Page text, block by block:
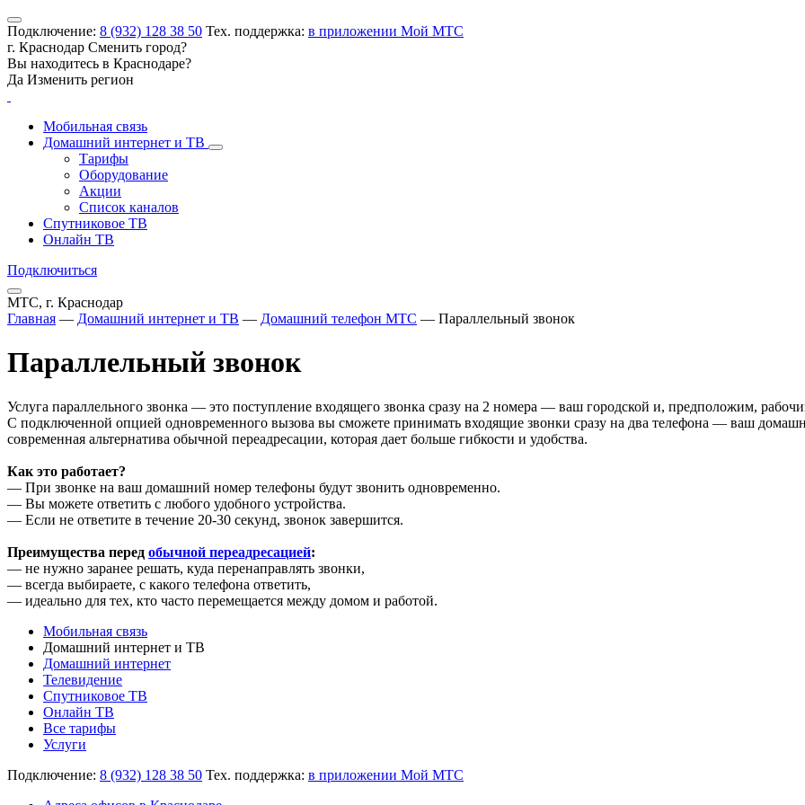
Подключение: 8 (932) 128 38 50 Тех. поддержка: в приложении Мой МТС
г. Краснодар Сменить город?
Вы находитесь в Краснодаре?
Да Изменить регион
Мобильная связь
Домашний интернет и ТВ
Тарифы
Оборудование
Акции
Список каналов
Спутниковое ТВ
Онлайн ТВ
Подключиться
МТС, г. Краснодар
Главная — Домашний интернет и ТВ — Домашний телефон МТС — Параллельный звонок
Параллельный звонок
Услуга параллельного звонка — это поступление входящего звонка сразу на 2 номера — ваш городской и, предположим,
С подключенной опцией одновременного вызова вы сможете принимать входящие звонки сразу на два телефона — ваш
современная альтернатива обычной переадресации, которая дает больше гибкости и удобства.
Как это работает?
— При звонке на ваш домашний номер телефоны будут звонить одновременно.
— Вы можете ответить с любого удобного устройства.
— Если не ответите в течение 20-30 секунд, звонок завершится.
Преимущества перед обычной переадресацией:
— не нужно заранее решать, куда перенаправлять звонки,
— всегда выбираете, с какого телефона ответить,
— идеально для тех, кто часто перемещается между домом и работой.
Мобильная связь
Домашний интернет и ТВ
Домашний интернет
Телевидение
Спутниковое ТВ
Онлайн ТВ
Все тарифы
Услуги
Подключение: 8 (932) 128 38 50 Тех. поддержка: в приложении Мой МТС